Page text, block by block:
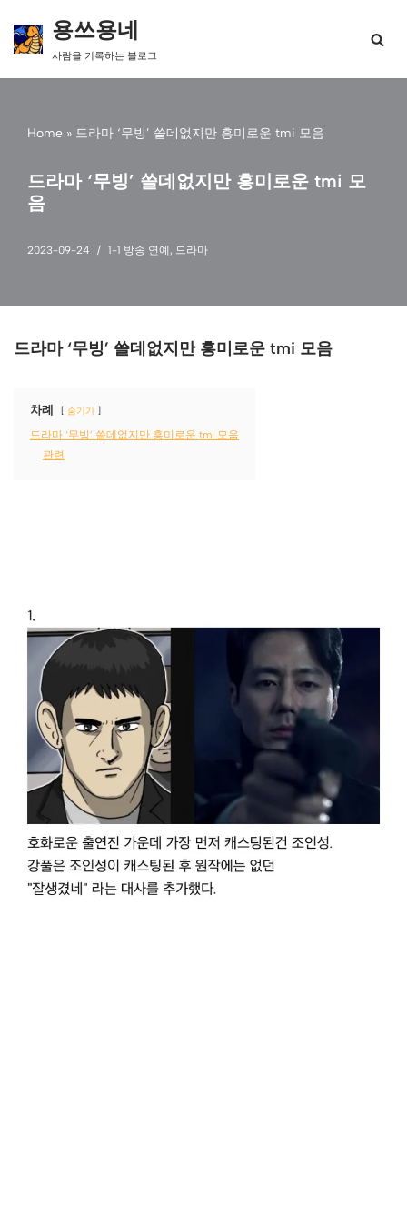
콘
용쓰용네
사람을 기록하는 블로그
Home » 드라마 ‘무빙’ 쓸데없지만 흥미로운 tmi 모음
드라마 ‘무빙’ 쓸데없지만 흥미로운 tmi 모
음
2023-09-24 1-1 방송 연예 , 드라마
드라마 ‘무빙’ 쓸데없지만 흥미로운 tmi 모음
차례 숨기기
드라마 ‘무빙’ 쓸데없지만 흥미로운 tmi 모음
관련